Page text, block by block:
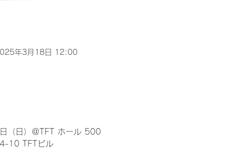
年3月18日 12:00
（日）＠TFT ホール 500
10 TFTビル